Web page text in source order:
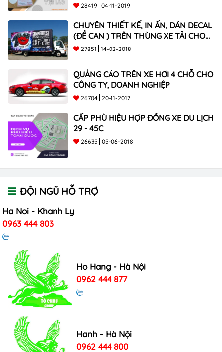
TOÀN QUỐC
28419 04-11-2019
CHUYÊN THIẾT KẾ, IN ẤN, DÁN DECAL
(ĐỀ CAN ) TRÊN THÙNG XE TẢI CHO
CÔNG TY
27851 14-02-2018
QUẢNG CÁO TRÊN XE HƠI 4 CHỖ CHO
CÔNG TY, DOANH NGHIỆP
26704 20-11-2017
CẤP PHÙ HIỆU HỢP ĐỒNG XE DU LỊCH
29 - 45C
26635 05-06-2018
ĐỘI NGŨ HỖ TRỢ
Ha Noi - Khanh Ly
0963 444 803
Ho Hang - Hà Nội
0962 444 877
Hanh - Hà Nội
0962 444 800